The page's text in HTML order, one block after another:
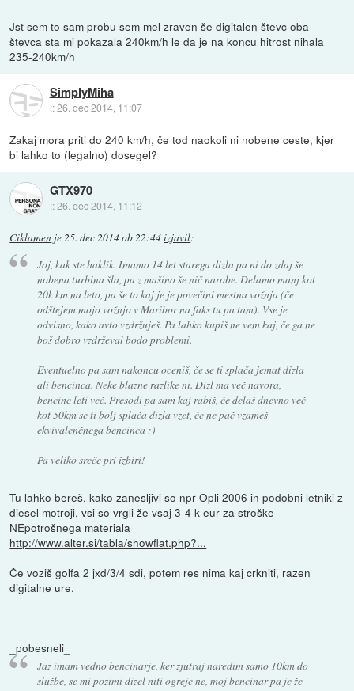
Jst sem to sam probu sem mel zraven še digitalen števc oba
števca sta mi pokazala 240km/h le da je na koncu hitrost nihala
235-240km/h
SimplyMiha
::26. dec 2014, 11:07
Zakaj mora priti do 240 km/h, če tod naokoli ni nobene ceste, kjer
bi lahko to (legalno) dosegel?
GTX970
::26. dec 2014, 11:12
Ciklamen je25. dec 2014 ob 22:44izjavil:
Joj, kak ste haklik. Imamo 14 let starega dizla pa ni do zdaj še
nobena turbina šla, pa z mašino še nič narobe. Delamo manj kot
20k km na leto, pa še to kaj je je povečini mestna vožnja (če
odštejem mojo vožnjo v Maribor na faks tu pa tam). Vse je
odvisno, kako avto vzdržuješ. Pa lahko kupiš ne vem kaj, če ga ne
boš dobro vzdrževal bodo problemi.
Eventuelno pa sam nakoncu oceniš, če se ti splača jemat dizla
ali bencinca. Neke blazne razlike ni. Dizl ma več navora,
bencinc leti več. Presodi pa sam kaj rabiš, če delaš dnevno več
kot 50km se ti bolj splača dizla vzet, če ne pač vzameš
ekvivalenčnega bencinca :)
Pa veliko sreče pri izbiri!
Tu lahko bereš, kako zanesljivi so npr Opli 2006 in podobni letniki z
diesel motroji, vsi so vrgli že vsaj 3-4 k eur za stroške
NEpotrošnega materiala
http://www.alter.si/tabla/showflat.php?...
Če voziš golfa 2 jxd/3/4 sdi, potem res nima kaj crkniti, razen
digitalne ure.
_pobesneli_
Jaz imam vedno bencinarje, ker zjutraj naredim samo 10km do
službe, se mi pozimi dizel niti ogreje ne, moj bencinar pa je že